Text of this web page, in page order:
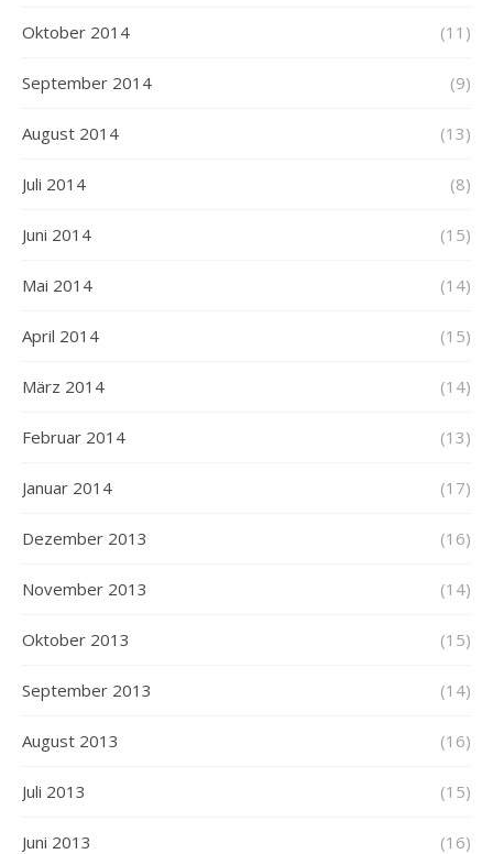
Oktober 2014 (11)
September 2014 (9)
August 2014 (13)
Juli 2014 (8)
Juni 2014 (15)
Mai 2014 (14)
April 2014 (15)
März 2014 (14)
Februar 2014 (13)
Januar 2014 (17)
Dezember 2013 (16)
November 2013 (14)
Oktober 2013 (15)
September 2013 (14)
August 2013 (16)
Juli 2013 (15)
Juni 2013 (16)